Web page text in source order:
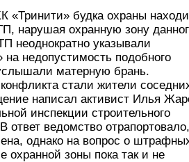
«Тринити» будка охраны
нарушая охранную зону
неоднократно указывали
на недопустимость подобного
матерную брань.
стали жители
написал активист Илья
инспекции строительного
ответ ведомство отрапортовало,
однако на вопрос о
охранной зоны пока так и не